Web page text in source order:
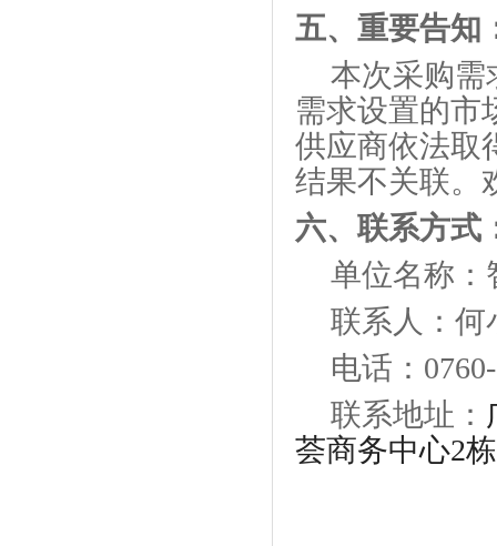
五、 重要告知
本次采购需
需求设置的市
供应商依法取
结果不关联。
六、联系方式
单位名称：
联系人： 何
电话：
联系地址：
荟商务中心2